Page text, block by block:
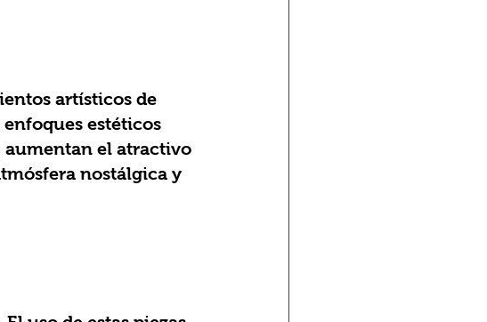
enfoques estéticos
aumentan el atractivo
nostálgica y